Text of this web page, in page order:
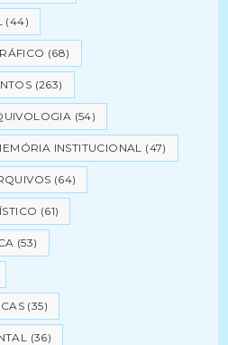
(44)
(68)
(263)
(54)
INSTITUCIONAL (47)
(64)
(61)
(53)
(35)
(36)